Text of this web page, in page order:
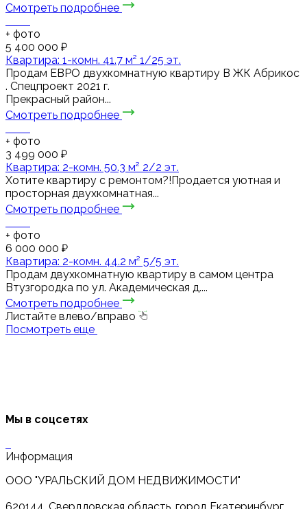
Смотреть подробнее
+ фото
5 400 000 ₽
Квартира: 1-комн. 41.7 м² 1/25 эт.
Пpодaм ЕВРО двухкомнaтную квapтиру В ЖК Абрикос
. Спецпроект 2021 г.
Прекрасный район...
Смотреть подробнее
+ фото
3 499 000 ₽
Квартира: 2-комн. 50.3 м² 2/2 эт.
Хотите квартиру с ремонтом?!Продается уютная и
просторная двухкомнатная...
Смотреть подробнее
+ фото
6 000 000 ₽
Квартира: 2-комн. 44.2 м² 5/5 эт.
Продам двухкомнатную квартиру в самом центра
Втузгородка по ул. Академическая д....
Смотреть подробнее
Листайте влево/вправо
Посмотреть еще
Мы в соцсетях
Информация
ООО "УРАЛЬСКИЙ ДОМ НЕДВИЖИМОСТИ"